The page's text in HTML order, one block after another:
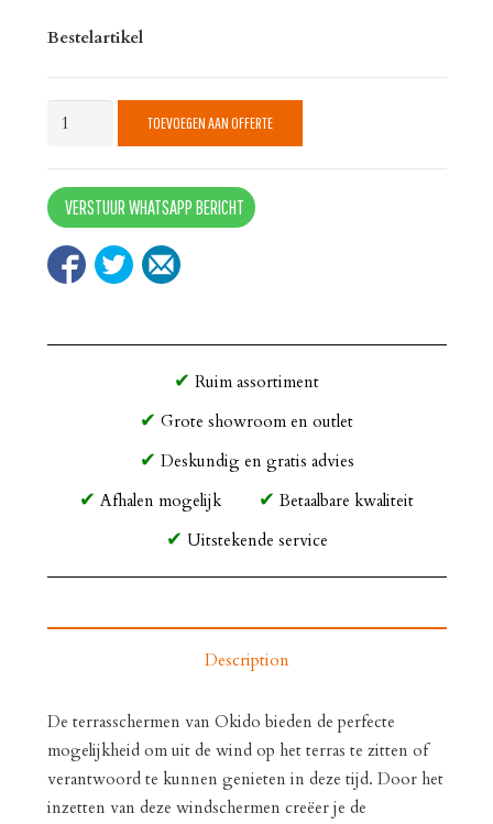
Bestelartikel
Terrasscherm
quantity
TOEVOEGEN AAN OFFERTE
VERSTUUR WHATSAPP BERICHT
Ruim assortiment
Grote showroom en outlet
Deskundig en gratis advies
Afhalen mogelijk
Betaalbare kwaliteit
Uitstekende service
Description
De terrasschermen van Okido bieden de perfecte
mogelijkheid om uit de wind op het terras te zitten of
verantwoord te kunnen genieten in deze tijd. Door het
inzetten van deze windschermen creëer je de